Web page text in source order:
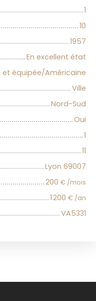
1
10
1957
En excellent état
et équipée/Américaine
Ville
Nord-Sud
Oui
1
11
Lyon 69007
200 € /mois
1 200 € /an
VA5331